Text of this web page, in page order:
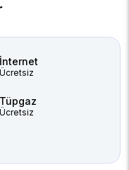
İnternet
Ücretsiz
Tüpgaz
Ücretsiz